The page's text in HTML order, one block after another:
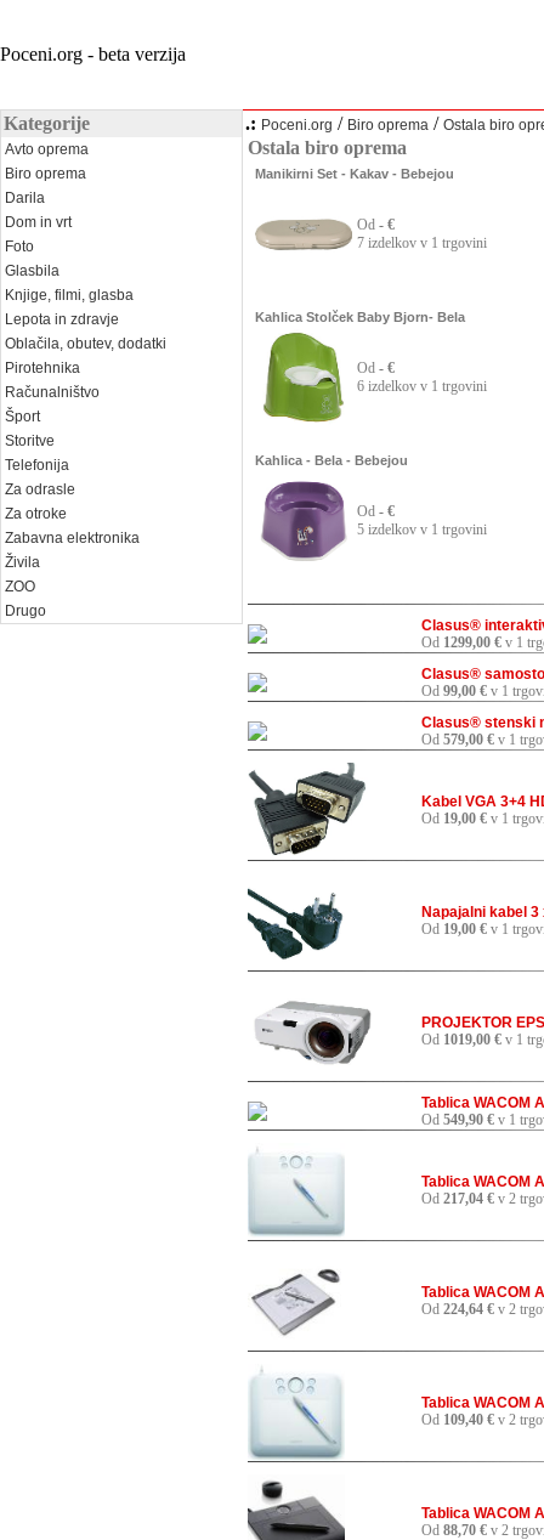
Poceni.org - beta verzija
Kategorije
Avto oprema
Biro oprema
Darila
Dom in vrt
Foto
Glasbila
Knjige, filmi, glasba
Lepota in zdravje
Oblačila, obutev, dodatki
Pirotehnika
Računalništvo
Šport
Storitve
Telefonija
Za odrasle
Za otroke
Zabavna elektronika
Živila
ZOO
Drugo
.: Poceni.org / Biro oprema / Ostala biro
Ostala biro oprema
Manikirni Set - Kakav - Bebejou
Od - €
7 izdelkov v 1 trgovini
Kahlica Stolček Baby Bjorn- Bela
Od - €
6 izdelkov v 1 trgovini
Kahlica - Bela - Bebejou
Od - €
5 izdelkov v 1 trgovini
Clasus®
Od 1299,00 € v 1
Clasus®
Od 99,00 € v 1
Clasus® stenski
Od 579,00 € v 1
Kabel VGA 3+4
Od 19,00 € v 1
Napajalni kabel
Od 19,00 € v 1
PROJEKTOR
Od 1019,00 € v 1
Tablica WACOM
Od 549,90 € v 1
Tablica WACOM
Od 217,04 € v 2
Tablica WACOM
Od 224,64 € v 2
Tablica WACOM
Od 109,40 € v 2
Tablica WACOM
Od 88,70 € v 2